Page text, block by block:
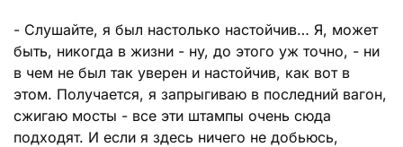
- Слушайте, я был настолько настойчив… Я, может
быть, никогда в жизни - ну, до этого уж точно, - ни
в чем не был так уверен и настойчив, как вот в
этом. Получается, я запрыгиваю в последний вагон,
сжигаю мосты - все эти штампы очень сюда
подходят. И если я здесь ничего не добьюсь,